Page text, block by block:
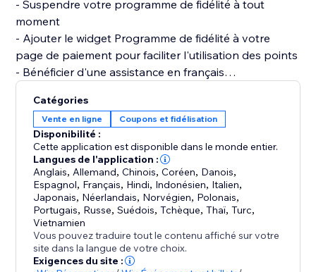
- Suspendre votre programme de fidélité à tout
moment
- Ajouter le widget Programme de fidélité à votre
page de paiement pour faciliter l'utilisation des points
- Bénéficier d'une assistance en français
Ce que les membres de votre programme de fidélité
peuvent faire :
- Se connecter pour suivre leur solde de points et de
récompenses
- Recevoir une notification lorsqu'une récompense est
disponible
Catégories
Vente en ligne Coupons et fidélisation
Disponibilité :
Cette application est disponible dans le monde entier.
Langues de l'application :
Anglais, Allemand,Chinois,Coréen, Danois,
Espagnol, Français, Hindi, Indonésien, Italien,
Japonais, Néerlandais, Norvégien, Polonais,
Portugais, Russe,Suédois,Tchèque,Thaï,Turc,
Vietnamien
Vous pouvez traduire tout le contenu affiché sur votre
site dans la langue de votre choix.
Exigences du site :